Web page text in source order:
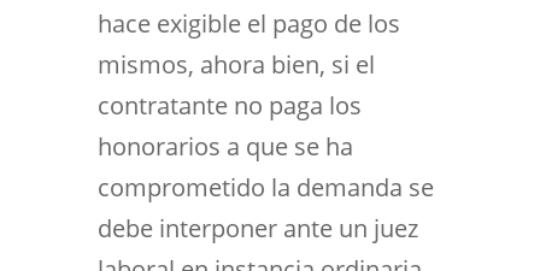
hace exigible el pago de los
mismos, ahora bien, si el
contratante no paga los
honorarios a que se ha
comprometido la demanda se
debe interponer ante un juez